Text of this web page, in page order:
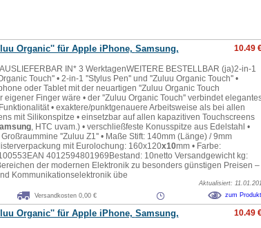
Organic'' für Apple iPhone, Samsung,
10.49
IN* 3 WerktagenWEITERE BESTELLBAR (ja)2-in-1
Touch'' • 2-in-1 ''Stylus Pen'' und ''Zuluu Organic Touch'' •
oder Tablet mit der neuartigen ''Zuluu Organic Touch
eigener Finger wäre • der ''Zuluu Organic Touch'' verbindet
• exaktere/punktgenauere Arbeitsweise als bei allen
mit Silikonspitze • einsetzbar auf allen kapazitiven Touchscreens
, HTC uvam.) • verschließfeste Konusspitze aus Edelstahl •
''Zuluu Z1'' • Maße Stift: 140mm (Länge) / 9mm
mit Eurolochung: 160x120x10mm • Farbe:
4012594801969Bestand: 10netto Versandgewicht kg:
der modernen Elektronik zu besonders günstigen Preisen –
Kommunikationselektronik übe
Aktualisiert:
Versandkosten 0,00 € zum Produkt
Organic'' für Apple iPhone, Samsung,
10.49